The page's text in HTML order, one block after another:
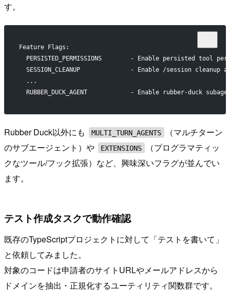
す。
Feature Flags:
PERSISTED_PERMISSIONS        - Enable persisted tool
SESSION_CLEANUP              - Enable /session cleanup
  ...
RUBBER_DUCK_AGENT            - Enable rubber-duck
Rubber Duck以外にも MULTI_TURN_AGENTS
（マルチターン
のサブエージェント）や
EXTENSIONS
（プログラマティッ
クなツール/フック拡張）など、興味深いフラグが並んでい
ます。
テスト作成タスクで動作確認
既存のTypeScriptプロジェクトに対して「テストを書いて」
と依頼してみました。
対象のコードは申請者のサイトURLやメールアドレスから
ドメインを抽出・正規化するユーティリティ関数群です。